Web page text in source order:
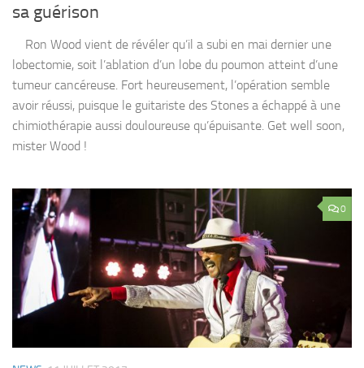
sa guérison
Ron Wood vient de révéler qu’il a subi en mai dernier une
lobectomie, soit l’ablation d’un lobe du poumon atteint d’une
tumeur cancéreuse. Fort heureusement, l’opération semble
avoir réussi, puisque le guitariste des Stones a échappé à une
chimiothérapie aussi douloureuse qu’épuisante. Get well soon,
mister Wood !
0